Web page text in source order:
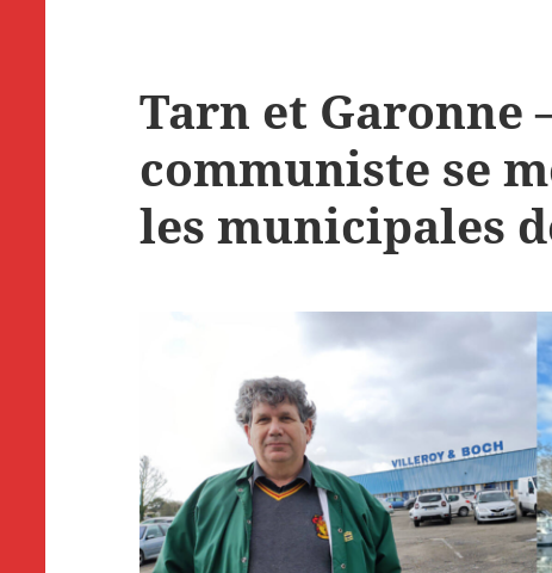
Tarn et Garonne
communiste se
les municipales